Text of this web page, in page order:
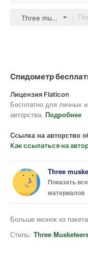
Three musketeers
Спидометр
Лицензия Flaticon
Бесплатно для личных
авторства. Подробнее
Ссылка на авторство
Как ссылаться на
Three
Показать
материалов
Больше иконок из пакета
Стиль: Three